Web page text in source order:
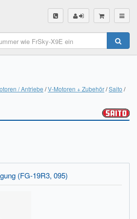
Finder
Finder
/ Antriebe V-Motoren + Zubehör Saito
(FG-19R3, 095)